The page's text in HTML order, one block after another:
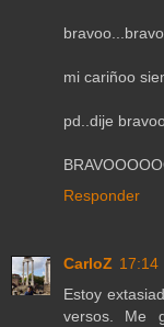
mi cariñoo
pd..dije
Responder
CarloZ 17:14
Estoy
versos. Me